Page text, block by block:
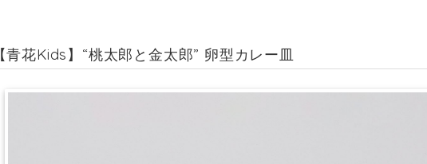
【青花Kids】“桃太郎と金太郎” 卵型カレー皿